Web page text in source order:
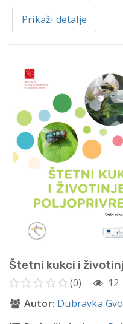
Prikaži detalje
Štetni kukci i
(0) 12
Autor: Dubravka